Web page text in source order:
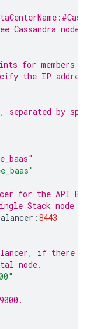
Cassandra
for members
the IP
separated by
for the API
Stack node
: 8443
if
node.